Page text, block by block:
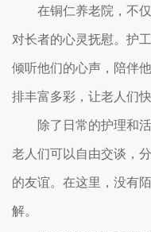
在铜仁养老院，不
对长者的心灵抚慰。护
倾听他们的心声，陪伴
排丰富多彩，让老人们
除了日常的护理和
老人们可以自由交谈，
的友谊。在这里，没有
解。